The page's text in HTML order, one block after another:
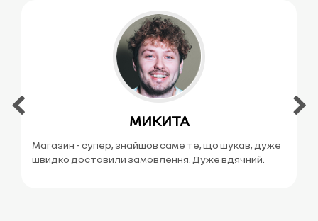
МИКИТА
Магазин - супер, знайшов саме те, що шукав, дуже
швидко доставили замовлення. Дуже вдячний.